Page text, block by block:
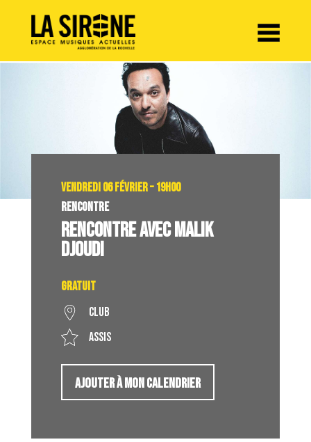
VENDREDI 06 FÉVRIER – 19H00
RENCONTRE
RENCONTRE AVEC MALIK
DJOUDI
Gratuit
Club
Assis
AJOUTER À MON CALENDRIER